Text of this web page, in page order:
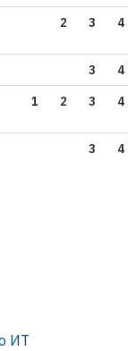
2 3 4
3
4
1 2 3 4
3 4
ИТ